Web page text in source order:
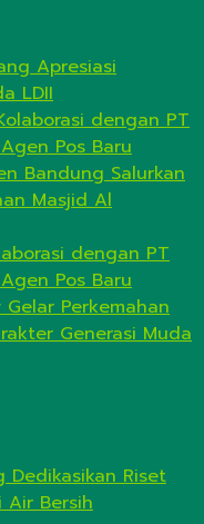
Apresiasi
LDII
dengan PT
Pos Baru
Bandung Salurkan
Masjid Al
dengan PT
Pos Baru
Gelar Perkemahan
Generasi Muda